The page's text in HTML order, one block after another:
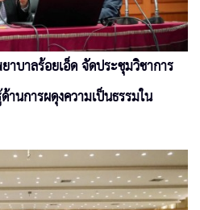
าบาลร้อยเอ็ด จัดประชุมวิชาการ
นการผดุงความเป็นธรรมใน